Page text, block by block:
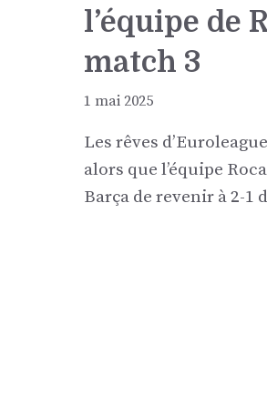
l’équipe de
match 3
1 mai 2025
Les rêves
alors que l’équipe
Barça de revenir à 2-1